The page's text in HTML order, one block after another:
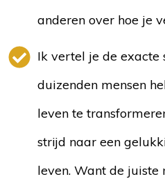
anderen over hoe je
Ik vertel je de
duizenden mensen
leven te
strijd naar een
leven. Want de juiste